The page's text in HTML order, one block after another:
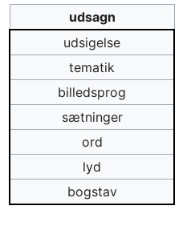
udsagn
udsigelse
tematik
billedsprog
sætninger
ord
lyd
bogstav